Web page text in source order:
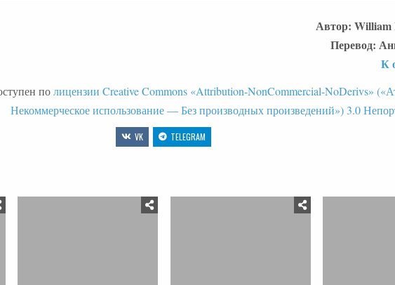
Автор: William
Перевод:
К
полицензии Creative Commons «Attribution-NonCommercial-NoDerivs»
Некоммерческое использование — Без производных произведений») 3.0
VK TELEGRAM